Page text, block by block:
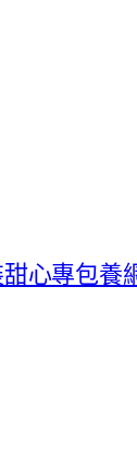
心專包養